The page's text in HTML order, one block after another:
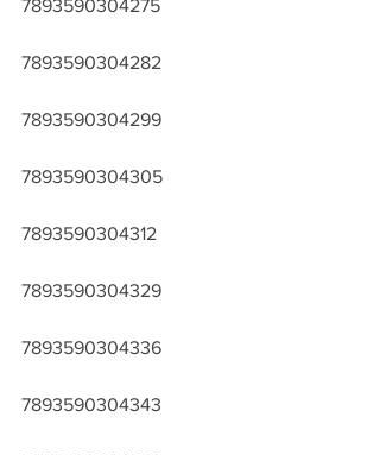
7893590304275
7893590304282
7893590304299
7893590304305
7893590304312
7893590304329
7893590304336
7893590304343